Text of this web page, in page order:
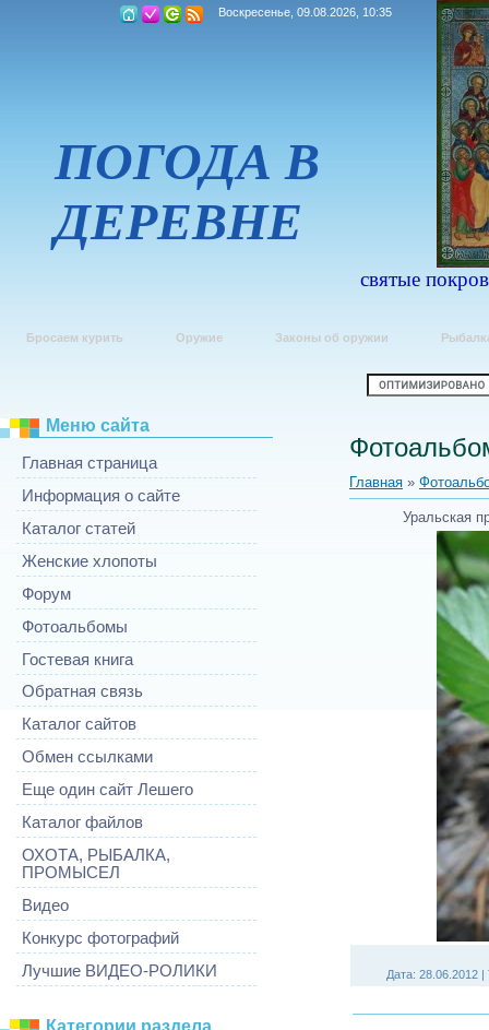
Воскресенье, 09.08.2026, 10:35
ПОГОДА В
ДЕРЕВНЕ
святые
Бросаем курить Оружие Законы об оружии
Меню сайта
Главная страница
Информация о сайте
Каталог статей
Женские хлопоты
Форум
Фотоальбомы
Гостевая книга
Обратная связь
Каталог сайтов
Обмен ссылками
Еще один сайт Лешего
Каталог файлов
ОХОТА, РЫБАЛКА,
ПРОМЫСЕЛ
Видео
Конкурс фотографий
Лучшие ВИДЕО-РОЛИКИ
Категории раздела
Главная »
Уральская
Дата: 28.06.2012 |